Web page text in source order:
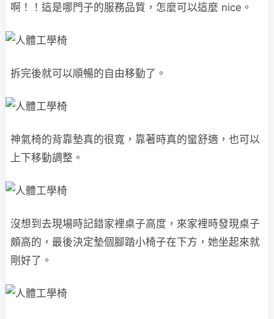
啊！！這是哪門子的服務品質，怎麼可以這麼 nice。
拆完後就可以順暢的自由移動了。
神氣椅的背靠墊真的很寬，靠著時真的蠻舒適，也可以
上下移動調整。
沒想到去現場時記錯家裡桌子高度，來家裡時發現桌子
頗高的，最後決定墊個腳踏小椅子在下方，她坐起來就
剛好了。